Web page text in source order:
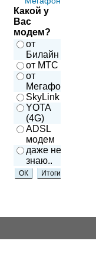
Какой у
Вас
модем?
от
Билайн
от МТС
от
Мегафон
SkyLink
YOTA
(4G)
ADSL
модем
даже не
знаю..